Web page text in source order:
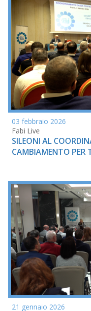
03 febbraio 2026
Fabi Live
SILEONI AL
CAMBIAMENTO PER
21 gennaio 2026